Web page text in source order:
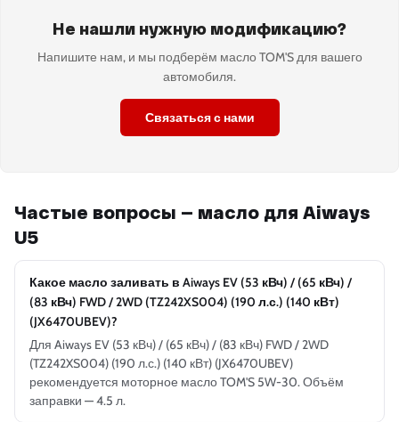
Не нашли нужную модификацию?
Напишите нам, и мы подберём масло TOM'S для вашего
автомобиля.
Связаться с нами
Частые вопросы — масло для Aiways
U5
Какое масло заливать в Aiways EV (53 кВч) / (65 кВч) /
(83 кВч) FWD / 2WD (TZ242XS004) (190 л.с.) (140 кВт)
(JX6470UBEV)?
Для Aiways EV (53 кВч) / (65 кВч) / (83 кВч) FWD / 2WD
(TZ242XS004) (190 л.с.) (140 кВт) (JX6470UBEV)
рекомендуется моторное масло TOM'S 5W-30. Объём
заправки — 4.5 л.